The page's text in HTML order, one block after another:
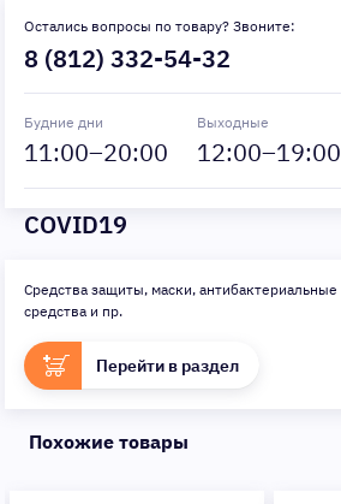
Остались вопросы по товару? Звоните:
8 (812) 332-54-32
Будние дни
11:00–20:00
Выходные
12:00–19:00
COVID19
Средства защиты, маски, антибактериальные
средства и пр.
Перейти в раздел
Похожие товары